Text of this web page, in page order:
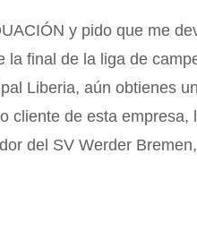
y pido que me
final de la liga de
Liberia, aún obtienes
cliente de esta
del SV Werder